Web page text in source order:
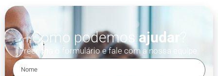
Como podemos ajudar
Preencha o formulário e fale com a nossa equipe.